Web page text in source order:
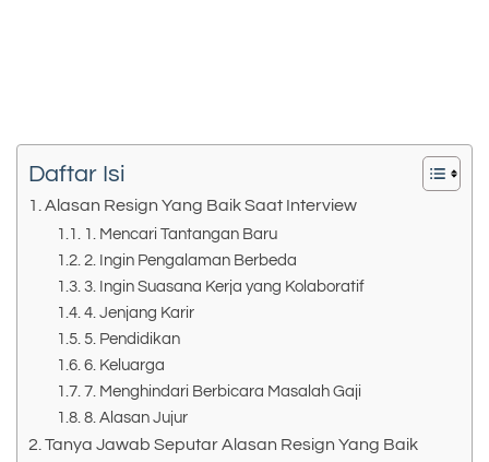
Daftar Isi
Alasan Resign Yang Baik Saat Interview
1. Mencari Tantangan Baru
2. Ingin Pengalaman Berbeda
3. Ingin Suasana Kerja yang Kolaboratif
4. Jenjang Karir
5. Pendidikan
6. Keluarga
7. Menghindari Berbicara Masalah Gaji
8. Alasan Jujur
Tanya Jawab Seputar Alasan Resign Yang Baik